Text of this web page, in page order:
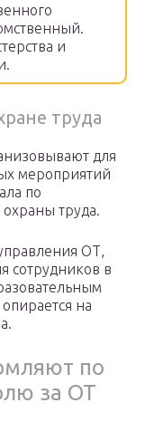
и
труда
для
мероприятий
по
труда.
ОТ,
сотрудников в
на
по
за ОТ